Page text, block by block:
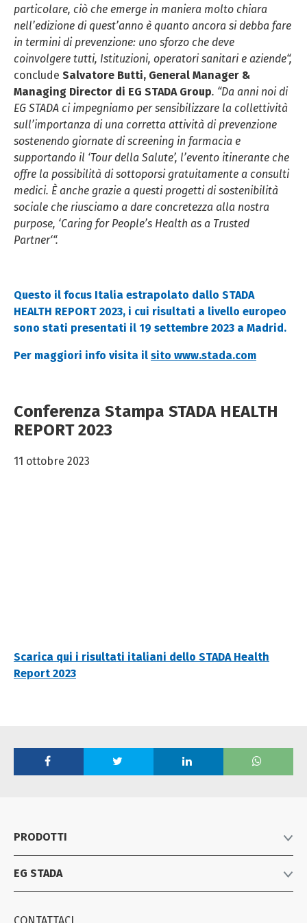
informazioni, ti invitiamo a leggere la nostra Cookie
Policy.
particolare, ciò che emerge in maniera molto chiara
nell’edizione di quest’anno è quanto ancora si debba fare
in termini di prevenzione: uno sforzo che deve
coinvolgere tutti, Istituzioni, operatori sanitari e aziende“,
conclude Salvatore Butti, General Manager &
Managing Director di EG STADA Group. “Da anni noi di
EG STADA ci impegniamo per sensibilizzare la collettività
sull’importanza di una corretta attività di prevenzione
sostenendo giornate di screening in farmacia e
supportando il ‘Tour della Salute’, l’evento itinerante che
offre la possibilità di sottoporsi gratuitamente a consulti
medici. È anche grazie a questi progetti di sostenibilità
sociale che riusciamo a dare concretezza alla nostra
purpose, ‘Caring for People’s Health as a Trusted
Partner‘“.
Questo il focus Italia estrapolato dallo STADA
HEALTH REPORT 2023, i cui risultati a livello europeo
sono stati presentati il 19 settembre 2023 a Madrid.
Per maggiori info visita il sito www.stada.com
Conferenza Stampa STADA HEALTH
REPORT 2023
11 ottobre 2023
Scarica qui i risultati italiani dello STADA Health
Report 2023
PRODOTTI
Listino prodotti
Consumer Healthcare
EG STADA